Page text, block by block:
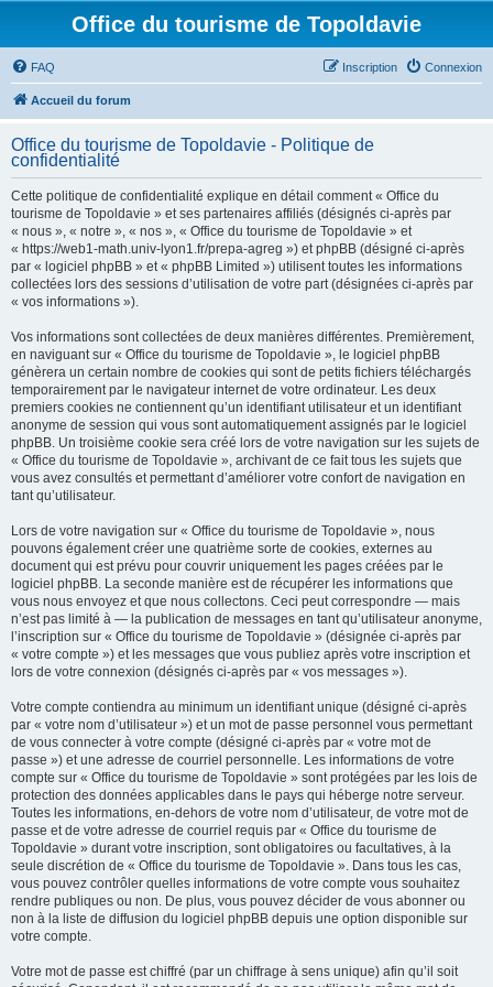
Office du tourisme de Topoldavie
FAQ Connexion
Inscription
Accueil du forum
Office du tourisme de Topoldavie - Politique de
confidentialité
Cette politique de confidentialité explique en détail comment « Office du
tourisme de Topoldavie » et ses partenaires affiliés (désignés ci-après par
« nous », « notre », « nos », « Office du tourisme de Topoldavie » et
« https://web1-math.univ-lyon1.fr/prepa-agreg ») et phpBB (désigné ci-après
par « logiciel phpBB » et « phpBB Limited ») utilisent toutes les informations
collectées lors des sessions d’utilisation de votre part (désignées ci-après par
« vos informations »).
Vos informations sont collectées de deux manières différentes. Premièrement,
en naviguant sur « Office du tourisme de Topoldavie », le logiciel phpBB
génèrera un certain nombre de cookies qui sont de petits fichiers téléchargés
temporairement par le navigateur internet de votre ordinateur. Les deux
premiers cookies ne contiennent qu’un identifiant utilisateur et un identifiant
anonyme de session qui vous sont automatiquement assignés par le logiciel
phpBB. Un troisième cookie sera créé lors de votre navigation sur les sujets de
« Office du tourisme de Topoldavie », archivant de ce fait tous les sujets que
vous avez consultés et permettant d’améliorer votre confort de navigation en
tant qu’utilisateur.
Lors de votre navigation sur « Office du tourisme de Topoldavie », nous
pouvons également créer une quatrième sorte de cookies, externes au
document qui est prévu pour couvrir uniquement les pages créées par le
logiciel phpBB. La seconde manière est de récupérer les informations que
vous nous envoyez et que nous collectons. Ceci peut correspondre — mais
n’est pas limité à — la publication de messages en tant qu’utilisateur anonyme,
l’inscription sur « Office du tourisme de Topoldavie » (désignée ci-après par
« votre compte ») et les messages que vous publiez après votre inscription et
lors de votre connexion (désignés ci-après par « vos messages »).
Votre compte contiendra au minimum un identifiant unique (désigné ci-après
par « votre nom d’utilisateur ») et un mot de passe personnel vous permettant
de vous connecter à votre compte (désigné ci-après par « votre mot de
passe ») et une adresse de courriel personnelle. Les informations de votre
compte sur « Office du tourisme de Topoldavie » sont protégées par les lois de
protection des données applicables dans le pays qui héberge notre serveur.
Toutes les informations, en-dehors de votre nom d’utilisateur, de votre mot de
passe et de votre adresse de courriel requis par « Office du tourisme de
Topoldavie » durant votre inscription, sont obligatoires ou facultatives, à la
seule discrétion de « Office du tourisme de Topoldavie ». Dans tous les cas,
vous pouvez contrôler quelles informations de votre compte vous souhaitez
rendre publiques ou non. De plus, vous pouvez décider de vous abonner ou
non à la liste de diffusion du logiciel phpBB depuis une option disponible sur
votre compte.
Votre mot de passe est chiffré (par un chiffrage à sens unique) afin qu’il soit